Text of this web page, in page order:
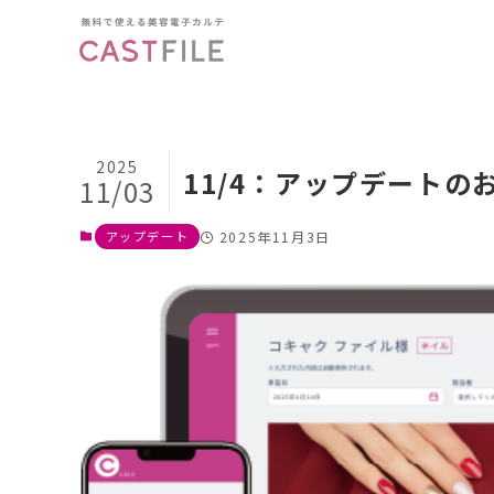
11/4：アップデートの
2025
11/03
アップデート 2025年11月3日